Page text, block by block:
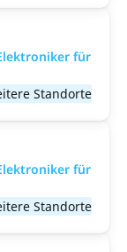
für
Standorte
für
Standorte